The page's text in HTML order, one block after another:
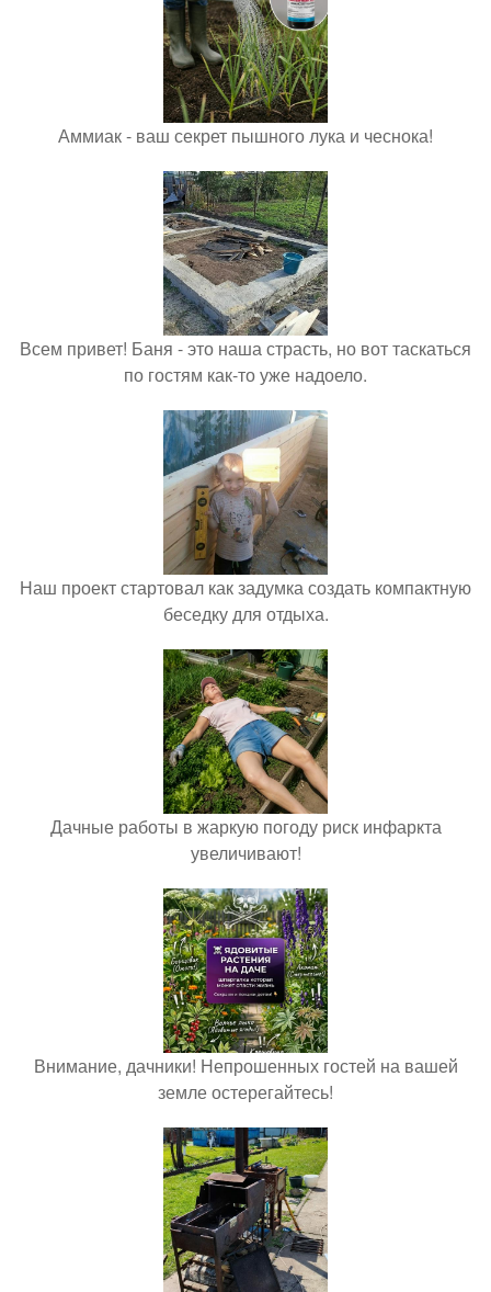
Аммиак - ваш секрет пышного лука и чеснока!
Всем привет! Баня - это наша страсть, но вот таскаться
по гостям как-то уже надоело.
Наш проект стартовал как задумка создать компактную
беседку для отдыха.
Дачные работы в жаркую погоду риск инфаркта
увеличивают!
Внимание, дачники! Непрошенных гостей на вашей
земле остерегайтесь!